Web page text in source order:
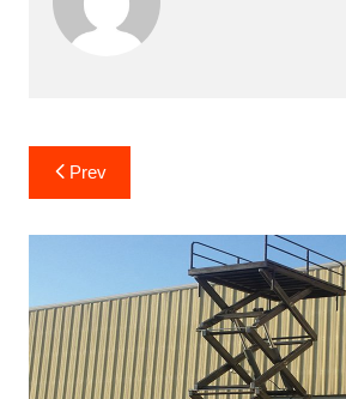
Yazı
gezinmesi
Prev